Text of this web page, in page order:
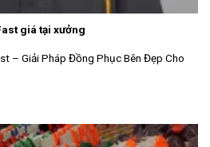
giá tại xưởng
– Giải Pháp Đồng Phục Bên Đẹp Cho